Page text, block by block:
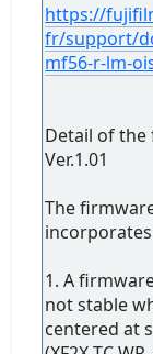
https://
fr/support/
mf56-r-lm-
Detail of
Ver.1.01
The
1. A
not stable
centered at